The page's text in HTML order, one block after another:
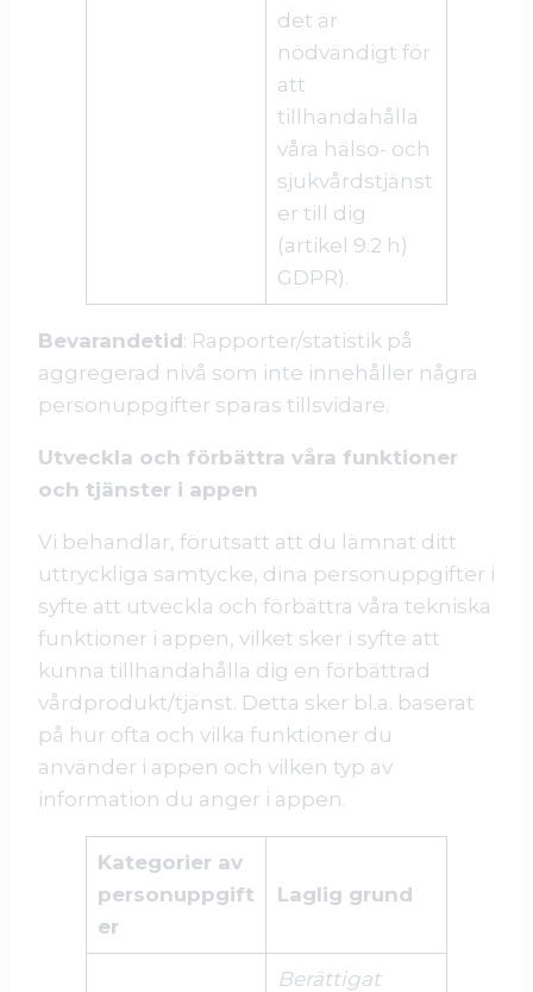
det är
nödvändigt för
att
tillhandahålla
våra hälso- och
sjukvårdstjänst
er till dig
(artikel 9.2 h)
GDPR).
Bevarandetid: Rapporter/statistik på
aggregerad nivå som inte innehåller några
personuppgifter sparas tillsvidare.
Utveckla och förbättra våra funktioner
och tjänster i appen
Vi behandlar, förutsatt att du lämnat ditt
uttryckliga samtycke, dina personuppgifter i
syfte att utveckla och förbättra våra tekniska
funktioner i appen, vilket sker i syfte att
kunna tillhandahålla dig en förbättrad
vårdprodukt/tjänst. Detta sker bl.a. baserat
på hur ofta och vilka funktioner du
använder i appen och vilken typ av
information du anger i appen.
Kategorier av
personuppgift
er
Laglig grund
Berättigat